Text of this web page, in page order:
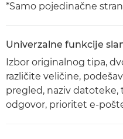
*Samo pojedinačne
Univerzalne funkcije
Izbor originalnog tipa,
različite veličine,
pregled, naziv datoteke,
odgovor, prioritet e-